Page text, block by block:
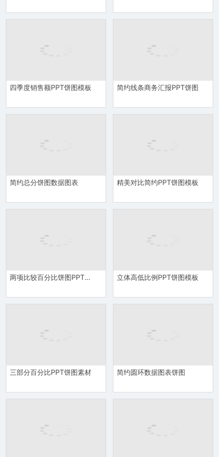
四季度销售额PPT饼图模板 简约线条商务汇报PPT饼图
简约总分饼图数据图表 精美对比简约PPT饼图模板
两项比较百分比饼图PPT模板 立体高低比例PPT饼图模板
三部分百分比PPT饼图素材 简约圆环数据图表饼图